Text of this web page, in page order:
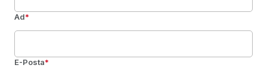
Ad*
E-Posta*